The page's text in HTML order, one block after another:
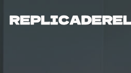
contenido